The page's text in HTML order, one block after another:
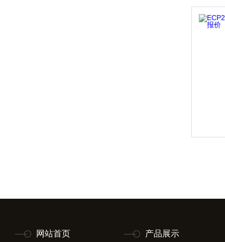
网站首页 产品展示